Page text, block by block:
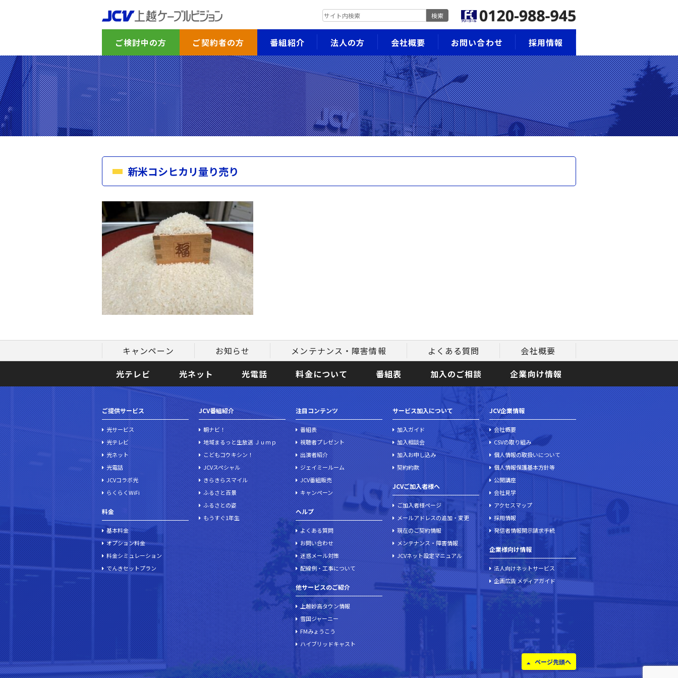
検索
ご検討中の方 ご契約者の方 番組紹介 法人の方 会社概要 お問い合わせ 採用情報
新米コシヒカリ量り売り
キャンペーン お知らせ メンテナンス・障害情報 よくある質問
会社概要
光テレビ
光ネット 光電話 料金について 番組表 加入のご相談 企業向け情報
ご提供サービス
光サービス
光テレビ
光ネット
光電話
JCVコラボ光
らくらくWiFi
料金
基本料金
オプション料金
料金シミュレーション
でんきセットプラン
JCV番組紹介
朝ナビ！
地域まるっと生放送 Ｊｕｍｐ
こどもコウキシン！
JCVスペシャル
きらきらスマイル
ふるさと百景
ふるさとの姿
もうすぐ1年生
注目コンテンツ
番組表
視聴者プレゼント
出演者紹介
ジェイミールーム
JCV番組販売
キャンペーン
ヘルプ
よくある質問
お問い合わせ
迷惑メール対策
配線例・工事について
他サービスのご紹介
上越妙高タウン情報
雪国ジャーニー
FMみょうこう
ハイブリッドキャスト
サービス加入について
加入ガイド
加入相談会
加入お申し込み
契約約款
JCVご加入者様へ
ご加入者様ページ
メールアドレスの追加・変更
現在のご契約情報
メンテナンス・障害情報
JCVネット設定マニュアル
JCV企業情報
会社概要
CSVの取り組み
個人情報の取扱いについて
個人情報保護基本方針等
公開講座
会社見学
アクセスマップ
採用情報
発信者情報開示請求手続
企業様向け情報
法人向けネットサービス
企画広告 メディアガイド
ページ先頭へ